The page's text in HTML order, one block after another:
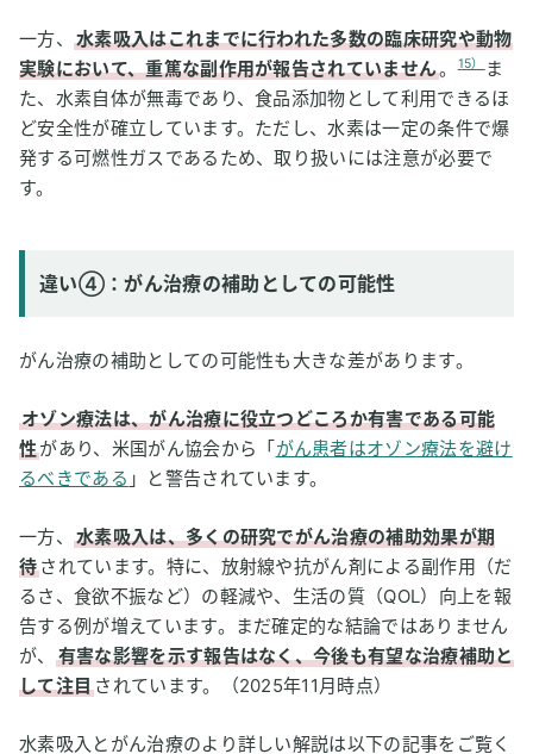
一方、
水素吸入はこれまでに行われた多数の臨床研究や動物
実験において、重篤な副作用が報告されていません。15） ま
た、水素自体が無毒であり、食品添加物として利用できるほ
ど安全性が確立しています。ただし、水素は一定の条件で爆
発する可燃性ガスであるため、取り扱いには注意が必要で
す。
違い④：がん治療の補助としての可能性
がん治療の補助としての可能性も大きな差があります。
オゾン療法は、がん治療に役立つどころか有害である可能
性があり、米国がん協会から「がん患者はオゾン療法を避け
るべきである 」と警告されています。
一方、
水素吸入は、多くの研究でがん治療の補助効果が期
待されています。特に、放射線や抗がん剤による副作用（だ
るさ、食欲不振など）の軽減や、生活の質（QOL）向上を報
告する例が増えています。まだ確定的な結論ではありません
が、
有害な影響を示す報告はなく、今後も有望な治療補助と
して注目されています。（2025年11月時点）
水素吸入とがん治療のより詳しい解説は以下の記事をご覧く